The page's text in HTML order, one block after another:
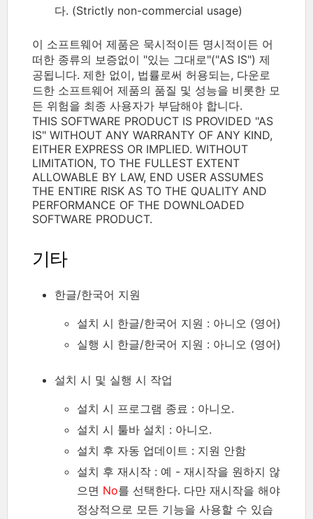
다. (Strictly non-commercial usage)
이 소프트웨어 제품은 묵시적이든 명시적이든 어
떠한 종류의 보증없이 "있는 그대로"("AS IS") 제
공됩니다. 제한 없이, 법률로써 허용되는, 다운로
드한 소프트웨어 제품의 품질 및 성능을 비롯한 모
든 위험을 최종 사용자가 부담해야 합니다.
THIS SOFTWARE PRODUCT IS PROVIDED "AS
IS" WITHOUT ANY WARRANTY OF ANY KIND,
EITHER EXPRESS OR IMPLIED. WITHOUT
LIMITATION, TO THE FULLEST EXTENT
ALLOWABLE BY LAW, END USER ASSUMES
THE ENTIRE RISK AS TO THE QUALITY AND
PERFORMANCE OF THE DOWNLOADED
SOFTWARE PRODUCT.
기타
한글/한국어 지원
설치 시 한글/한국어 지원 : 아니오 (영어)
실행 시 한글/한국어 지원 : 아니오 (영어)
설치 시 및 실행 시 작업
설치 시 프로그램 종료 : 아니오.
설치 시 툴바 설치 : 아니오.
설치 후 자동 업데이트 : 지원 안함
설치 후 재시작 : 예 - 재시작을 원하지 않
으면 No를 선택한다. 다만 재시작을 해야
정상적으로 모든 기능을 사용할 수 있습